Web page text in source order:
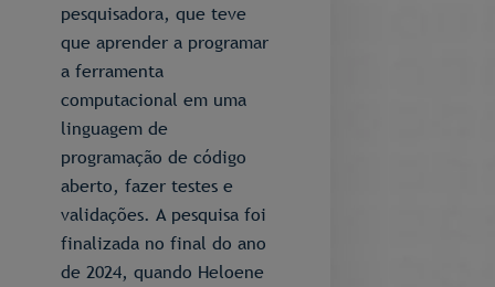
pesquisadora, que teve
que aprender a programar
a ferramenta
computacional em uma
linguagem de
programação de código
aberto, fazer testes e
validações. A pesquisa foi
finalizada no final do ano
de 2024, quando Heloene